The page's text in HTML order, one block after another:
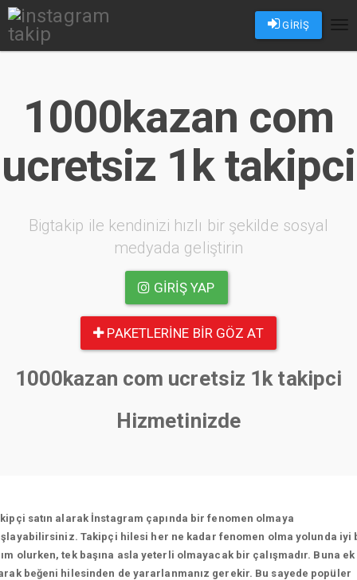
GİRİŞ
1000kazan com
ucretsiz 1k takipci
Bigtakip ile kendinizi hızlı bir şekilde sosyal
medyada geliştirin
GIRIŞ YAP
PAKETLERINE BIR GÖZ AT
1000kazan com ucretsiz 1k takipci
Hizmetinizde
satın alarak İnstagram çapında bir fenomen olmaya
Takipçi hilesi her ne kadar fenomen olma yolunda iyi
olurken, tek başına asla yeterli olmayacak bir çalışmadır. Buna ek
beğeni hilesinden de yararlanmanız gerekir. Bu sayede popüler